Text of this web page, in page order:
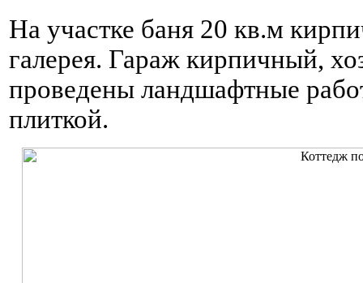
На участке баня 20 кв.м
галерея. Гараж кирпичный,
проведены ландшафтные
плиткой.